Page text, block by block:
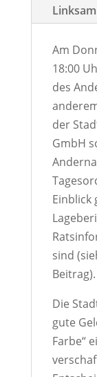
Am
18:00
des
der
GmbH
Einblick
sind
Beitrag).
Die
gute
Farbe“